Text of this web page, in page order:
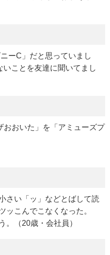
ーC」だと思っていまし
ことを友達に聞いてまし
おおいた」を「アミューズプ
さい「ッ」などとばして読
ッこんでこなくなった。
。（20歳・会社員）